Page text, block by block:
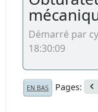
Démarré par
18:30:09
EN BAS Pages